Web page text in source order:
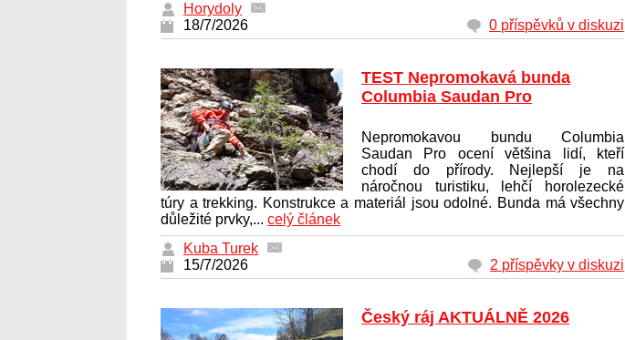
Horydoly
18/7/2026
0 příspěvků v diskuzi
TEST Nepromokavá bunda
Columbia Saudan Pro
Nepromokavou bundu Columbia
Saudan Pro ocení většina lidí, kteří
chodí do přírody. Nejlepší je na
náročnou turistiku, lehčí horolezecké
túry a trekking. Konstrukce a materiál jsou odolné. Bunda má všechny
důležité prvky,... celý článek
Kuba Turek
15/7/2026
2 příspěvky v diskuzi
Český ráj AKTUÁLNĚ 2026